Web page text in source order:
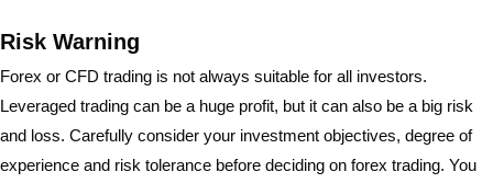
Risk Warning
Forex or CFD trading is not always suitable for all investors.
Leveraged trading can be a huge profit, but it can also be a big risk
and loss. Carefully consider your investment objectives, degree of
experience and risk tolerance before deciding on forex trading. You